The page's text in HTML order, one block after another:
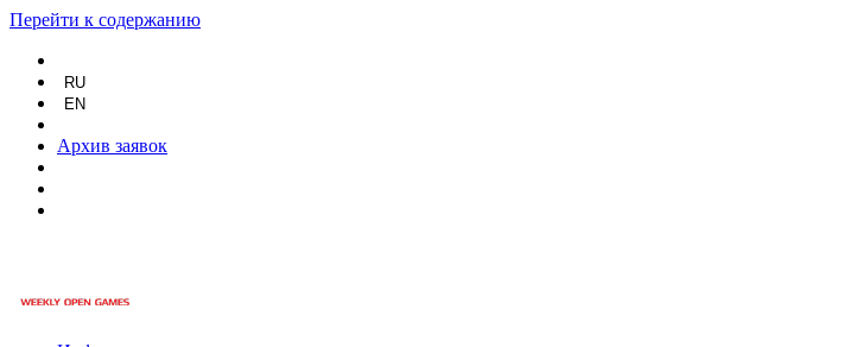
Перейти к содержанию
RU
EN
Архив заявок